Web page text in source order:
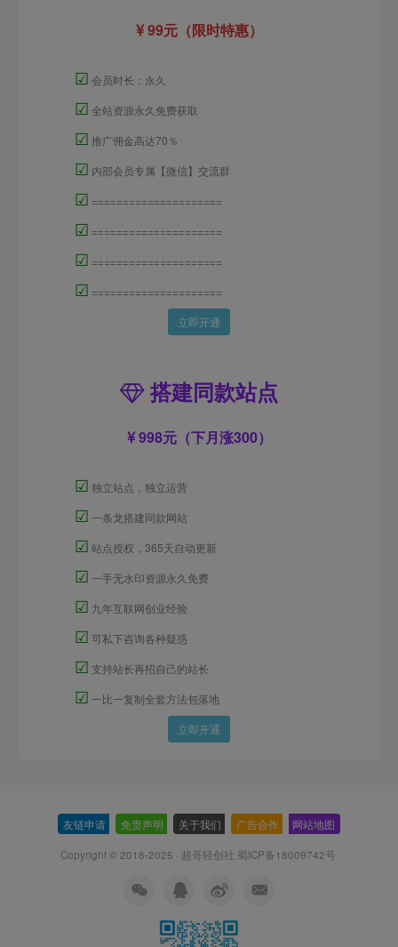
99元（限时特惠）
☑ 会员时长：永久
☑ 全站资源永久免费获取
☑ 推广佣金高达70％
☑ 内部会员专属【微信】交流群
☑ =====================
☑ =====================
☑ =====================
☑ =====================
立即开通
搭建同款站点
998元（下月涨300）
☑ 独立站点，独立运营
☑ 一条龙搭建同款网站
☑ 站点授权，365天自动更新
☑ 一手无水印资源永久免费
☑ 九年互联网创业经验
☑ 可私下咨询各种疑惑
☑ 支持站长再招自己的站长
☑ 一比一复制全套方法包落地
立即开通
友链申请 免责声明 关于我们 广告合作 网站地图
Copyright © 2018-2025 · 超哥轻创社 蜀ICP备18009742号